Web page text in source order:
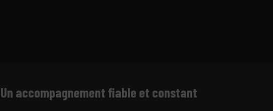
Un accompagnement fiable et constant